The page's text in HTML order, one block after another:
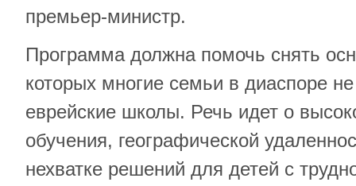
премьер-министр.
Программа должна помочь снять
которых многие семьи в диаспоре
еврейские школы. Речь идет о
обучения, географической
нехватке решений для детей с